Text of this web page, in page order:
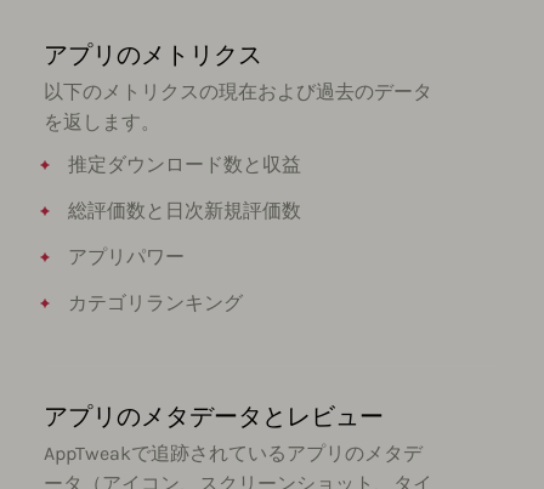
アプリのメトリクス
以下のメトリクスの現在および過去のデータ
を返します。
推定ダウンロード数と収益
総評価数と日次新規評価数
アプリパワー
カテゴリランキング
アプリのメタデータとレビュー
AppTweakで追跡されているアプリのメタデ
ータ（アイコン、スクリーンショット、タイ